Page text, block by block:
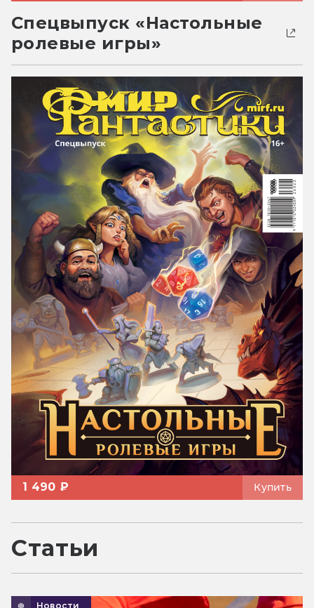
Спецвыпуск «Настольные
ролевые игры»
1 490 ₽ Купить
Статьи
Новости